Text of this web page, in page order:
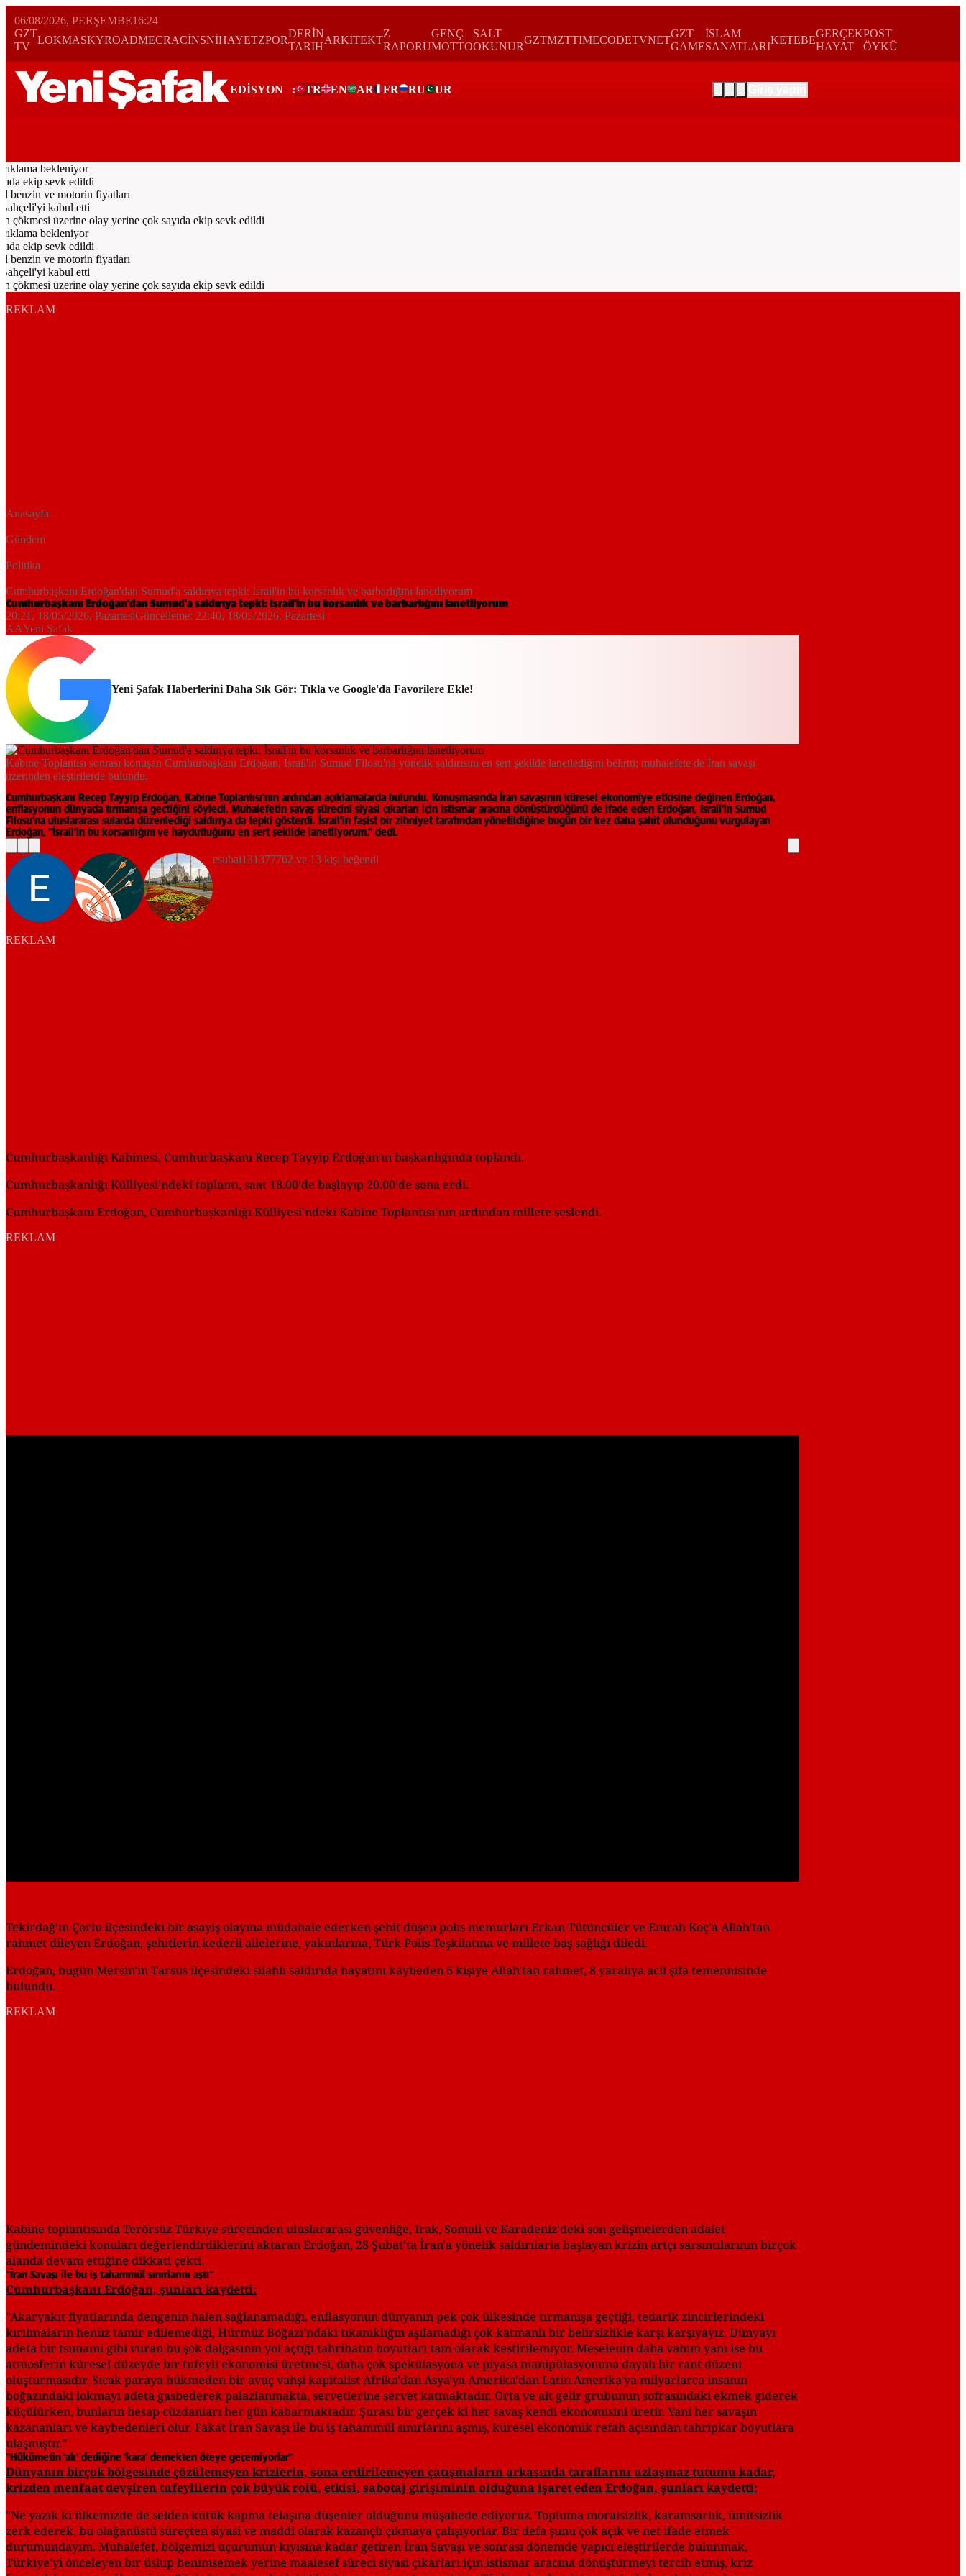
06/08/2026, PERŞEMBE16:24
GZT
TV
LOKMASKYROADMECRACİNSNİHAYETZPOR
DERİN
TARIH
ARKİTEKT
Z
RAPORU
GENÇ
MOTTO
SALT
OKUNUR
GZTMZTTIMECODETVNET
GZT
GAME
İSLAM
SANATLARI
KETEBE
GERÇEK
HAYAT
POST
ÖYKÜ
EDİSYON : TR EN AR FR RU UR
bekleniyor
ekip sevk edildi
ve motorin fiyatları
kabul etti
üzerine olay yerine çok sayıda ekip sevk edildi
bekleniyor
ekip sevk edildi
ve motorin fiyatları
kabul etti
üzerine olay yerine çok sayıda ekip sevk edildi
REKLAM
Anasayfa
Gündem
Politika
Cumhurbaşkanı Erdoğan'dan Sumud'a saldırıya tepki: İsrail'in bu korsanlık ve barbarlığını lanetliyorum
Cumhurbaşkanı Erdoğan'dan Sumud'a saldırıya tepki: İsrail'in bu korsanlık ve barbarlığını lanetliyorum
20:21, 18/05/2026, PazartesiGüncelleme: 22:40, 18/05/2026, Pazartesi
AAYeni Şafak
Yeni Şafak Haberlerini Daha Sık Gör: Tıkla ve Google'da Favorilere Ekle!
Kabine Toplantısı sonrası konuşan Cumhurbaşkanı Erdoğan, İsrail'in Sumud Filosu'na yönelik saldırısını en sert şekilde lanetlediğini belirtti; muhalefete de İran savaşı
üzerinden eleştirilerde bulundu.
Cumhurbaşkanı Recep Tayyip Erdoğan, Kabine Toplantısı'nın ardından açıklamalarda bulundu. Konuşmasında İran savaşının küresel ekonomiye etkisine değinen Erdoğan,
enflasyonun dünyada tırmanışa geçtiğini söyledi. Muhalefetin savaş sürecini siyasi çıkarları için istismar aracına dönüştürdüğünü de ifade eden Erdoğan, İsrail'in Sumud
Filosu'na uluslararası sularda düzenlediği saldırıya da tepki gösterdi. İsrail'in faşist bir zihniyet tarafından yönetildiğine bugün bir kez daha şahit olunduğunu vurgulayan
Erdoğan, "İsrail'in bu korsanlığını ve haydutluğunu en sert şekilde lanetliyorum." dedi.
esubai131377762 ve 13 kişi beğendi
REKLAM
Cumhurbaşkanlığı Kabinesi, Cumhurbaşkanı Recep Tayyip Erdoğan'ın başkanlığında toplandı.
Cumhurbaşkanlığı Külliyesi'ndeki toplantı, saat 18.00'de başlayıp 20.00'de sona erdi.
Cumhurbaşkanı Erdoğan, Cumhurbaşkanlığı Külliyesi'ndeki Kabine Toplantısı'nın ardından millete seslendi.
REKLAM
Tekirdağ'ın Çorlu ilçesindeki bir asayiş olayına müdahale ederken şehit düşen polis memurları Erkan Tütüncüler ve Emrah Koç'a Allah'tan
rahmet dileyen Erdoğan, şehitlerin kederli ailelerine, yakınlarına, Türk Polis Teşkilatına ve millete baş sağlığı diledi.
Erdoğan, bugün Mersin'in Tarsus ilçesindeki silahlı saldırıda hayatını kaybeden 6 kişiye Allah'tan rahmet, 8 yaralıya acil şifa temennisinde
bulundu.
REKLAM
Kabine toplantısında Terörsüz Türkiye sürecinden uluslararası güvenliğe, Irak, Somali ve Karadeniz'deki son gelişmelerden adalet
gündemindeki konuları değerlendirdiklerini aktaran Erdoğan, 28 Şubat'ta İran'a yönelik saldırılarla başlayan krizin artçı sarsıntılarının birçok
alanda devam ettiğine dikkati çekti.
"İran Savaşı ile bu iş tahammül sınırlarını aştı"
Cumhurbaşkanı Erdoğan, şunları kaydetti:
"Akaryakıt fiyatlarında dengenin halen sağlanamadığı, enflasyonun dünyanın pek çok ülkesinde tırmanışa geçtiği, tedarik zincirlerindeki
kırılmaların henüz tamir edilemediği, Hürmüz Boğazı'ndaki tıkanıklığın aşılamadığı çok katmanlı bir belirsizlikle karşı karşıyayız. Dünyayı
adeta bir tsunami gibi vuran bu şok dalgasının yol açtığı tahribatın boyutları tam olarak kestirilemiyor. Meselenin daha vahim yanı ise bu
atmosferin küresel düzeyde bir tufeyli ekonomisi üretmesi, daha çok spekülasyona ve piyasa manipülasyonuna dayalı bir rant düzeni
oluşturmasıdır. Sıcak paraya hükmeden bir avuç vahşi kapitalist Afrika'dan Asya'ya Amerika'dan Latin Amerika'ya milyarlarca insanın
boğazındaki lokmayı adeta gasbederek palazlanmakta, servetlerine servet katmaktadır. Orta ve alt gelir grubunun sofrasındaki ekmek giderek
küçülürken, bunların hesap cüzdanları her gün kabarmaktadır. Şurası bir gerçek ki her savaş kendi ekonomisini üretir. Yani her savaşın
kazananları ve kaybedenleri olur. Fakat İran Savaşı ile bu iş tahammül sınırlarını aşmış, küresel ekonomik refah açısından tahripkar boyutlara
ulaşmıştır."
"Hükümetin 'ak' dediğine 'kara' demekten öteye geçemiyorlar"
Dünyanın birçok bölgesinde çözülemeyen krizlerin, sona erdirilemeyen çatışmaların arkasında taraflarını uzlaşmaz tutumu kadar,
krizden menfaat devşiren tufeylilerin çok büyük rolü, etkisi, sabotaj girişiminin olduğuna işaret eden Erdoğan, şunları kaydetti:
"Ne yazık ki ülkemizde de selden kütük kapma telaşına düşenler olduğunu müşahede ediyoruz. Topluma moralsizlik, karamsarlık, ümitsizlik
zerk ederek, bu olağanüstü süreçten siyasi ve maddi olarak kazançlı çıkmaya çalışıyorlar. Bir defa şunu çok açık ve net ifade etmek
durumundayım. Muhalefet, bölgemizi uçurumun kıyısına kadar getiren İran Savaşı ve sonrası dönemde yapıcı eleştirilerde bulunmak,
Türkiye'yi önceleyen bir üslup benimsemek yerine maalesef süreci siyasi çıkarları için istismar aracına dönüştürmeyi tercih etmiş, kriz